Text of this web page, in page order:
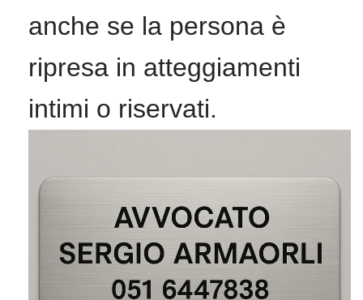
anche se la persona è
ripresa in atteggiamenti
intimi o riservati.